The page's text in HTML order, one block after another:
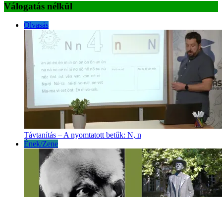
Válogatás nélkül
Olvasás
Távtanítás – A nyomtatott betűk: N, n
Ének/Zene